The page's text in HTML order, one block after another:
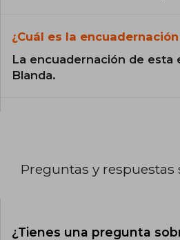
¿Cuál es la
La encuadernación de esta
Blanda.
Preguntas y respuestas
¿Tienes una pregunta